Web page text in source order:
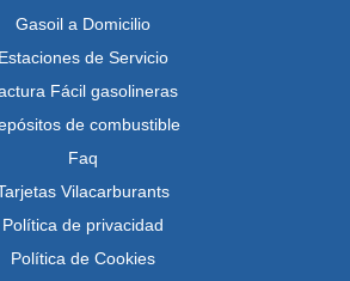
Gasoil a Domicilio
Estaciones de Servicio
Fácil gasolineras
de combustible
Faq
Vilacarburants
Política de privacidad
Política de Cookies